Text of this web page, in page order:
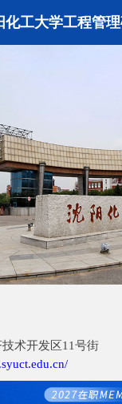
化工大学工程管
术开发区11号街